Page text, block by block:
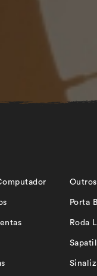
Outros
Porta
Roda